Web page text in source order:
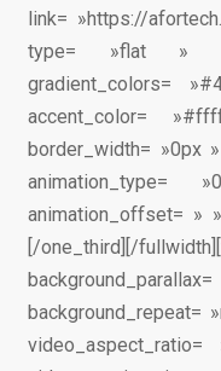
link= »https://
type= »flat »
gradient_colors=
accent_color=
border_width= »0px
animation_type=
animation_offset= »
[/one_third][/
background_repeat=